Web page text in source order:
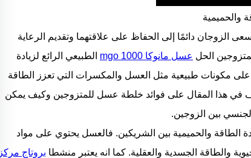
والحميمية
الزوجان دائمًا إلى الحفاظ على علاقتهما وتقديم الرعاية
الحل عسل مانوكا mgo 1000
الطبيعي الرائع لزيادة
على مكونات طبيعية مثل العسل والمكسرات التي تعزز الطاقة
في هذا المقال على فوائد خلطة عسل للمتزوجين وكيف يمكن
بين الزوجين.
الطاقة والحميمية بين الشريكين. فالعسل يحتوي على مواد
والطاقة الجسدية والعقلية. كما انه يعتبر منشطا بروتاج مركز